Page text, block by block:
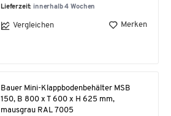
Lieferzeit: innerhalb 4 Wochen
Vergleichen Merken
Bauer Mini-Klappbodenbehälter MSB
150, B 800 x T 600 x H 625 mm,
mausgrau RAL 7005